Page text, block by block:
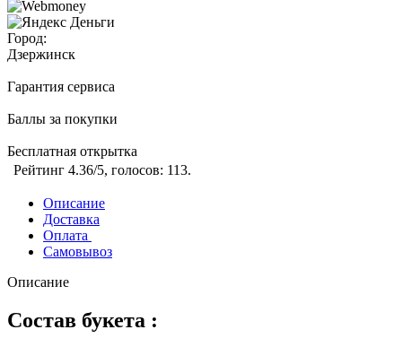
Город:
Дзержинск
Гарантия сервиса
Баллы за покупки
Бесплатная открытка
Рейтинг 4.36/5, голосов: 113.
Описание
Доставка
Оплата
Самовывоз
Описание
Состав букета :